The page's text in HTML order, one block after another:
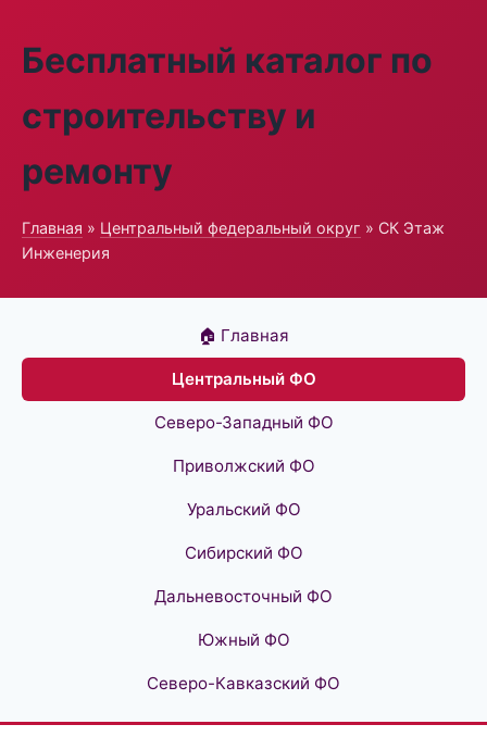
Бесплатный каталог по
строительству и
ремонту
Главная » Центральный федеральный округ » СК Этаж
Инженерия
🏠 Главная
Центральный ФО
Северо-Западный ФО
Приволжский ФО
Уральский ФО
Сибирский ФО
Дальневосточный ФО
Южный ФО
Северо-Кавказский ФО